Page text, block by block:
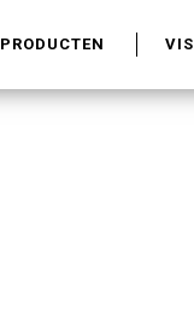
PRODUCTEN